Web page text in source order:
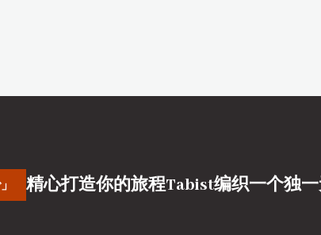
精心打造你的旅程Tabist编织一个独一